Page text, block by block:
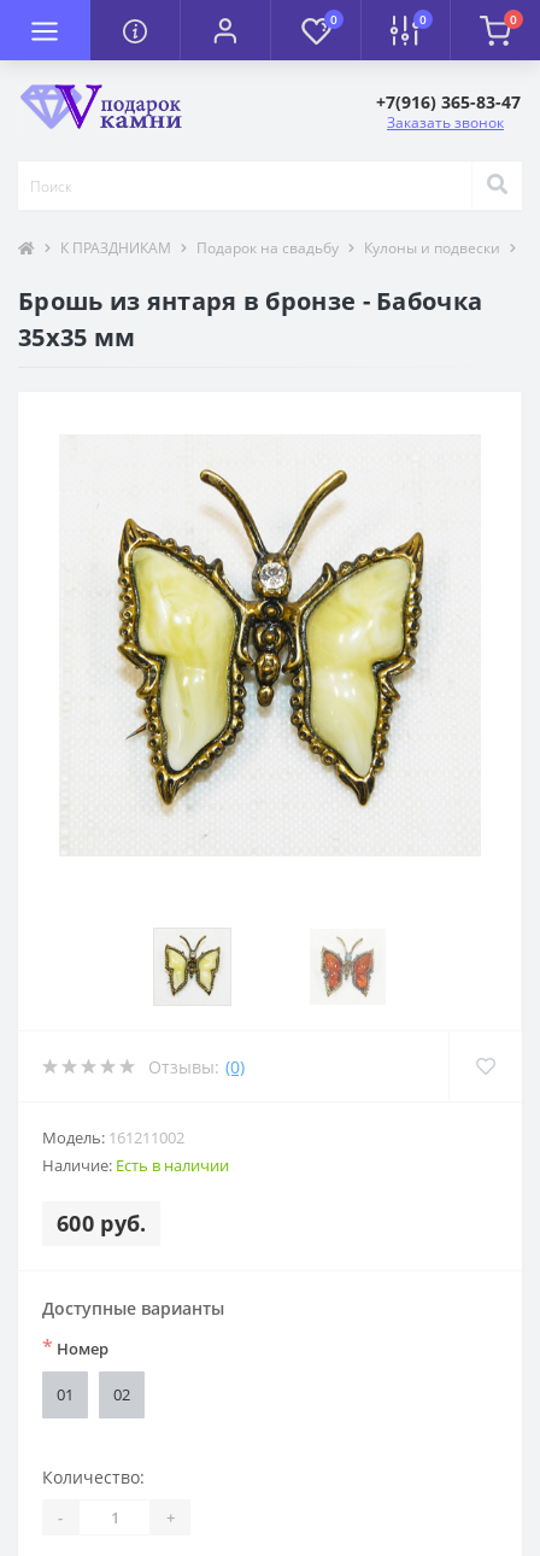
0 0 0
+7(916) 365-83-47
Заказать звонок
К ПРАЗДНИКАМ Подарок на свадьбу Кулоны и подвески
Брошь из янтаря в бронзе - Бабочка
35х35 мм
Отзывы: (0)
Модель: 161211002
Наличие: Есть в наличии
600 руб.
Доступные варианты
* Номер
01 02
Количество:
- +